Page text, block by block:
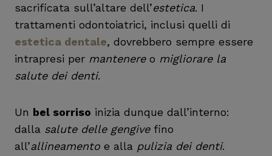
sacrificata sull’altare dell’estetica. I
trattamenti odontoiatrici, inclusi quelli di
estetica dentale, dovrebbero sempre essere
intrapresi per mantenereo migliorare la
salute dei denti.
Un bel sorriso inizia dunque dall’interno:
dalla salute delle gengivefino
all’allineamento e alla pulizia dei denti.